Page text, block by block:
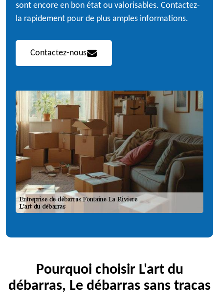
sont encore en bon état ou valorisables. Contactez-
la rapidement pour de plus amples informations.
Contactez-nous
Pourquoi choisir L'art du
débarras, Le débarras sans tracas